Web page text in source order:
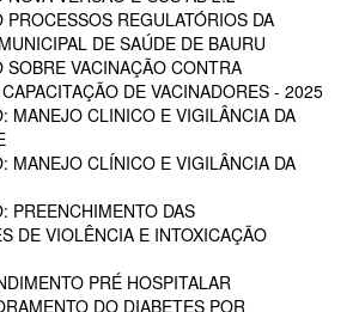
PROCESSOS REGULATÓRIOS DA
DE SAÚDE DE BAURU
SOBRE VACINAÇÃO CONTRA
DE VACINADORES - 2025
MANEJO CLINICO E VIGILÂNCIA DA
MANEJO CLÍNICO E VIGILÂNCIA DA
PREENCHIMENTO DAS
DE VIOLÊNCIA E INTOXICAÇÃO
PRÉ HOSPITALAR
DO DIABETES POR